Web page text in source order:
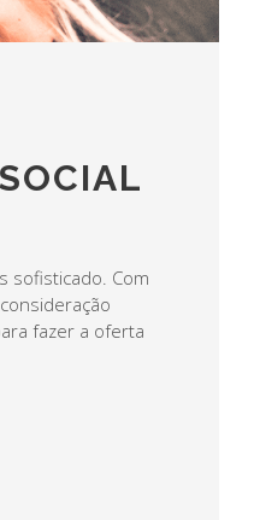
sofisticado. Com
fazer a oferta